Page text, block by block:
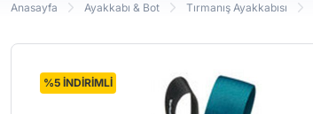
Anasayfa Ayakkabı & Bot Tırmanış Ayakkabısı
%5 İNDİRİMLİ